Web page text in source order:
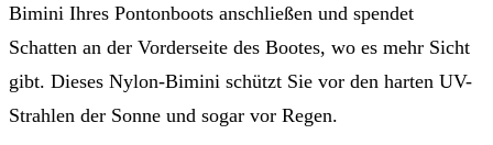
Bimini Ihres Pontonboots anschließen und spendet
Schatten an der Vorderseite des Bootes, wo es mehr Sicht
gibt. Dieses Nylon-Bimini schützt Sie vor den harten UV-
Strahlen der Sonne und sogar vor Regen.